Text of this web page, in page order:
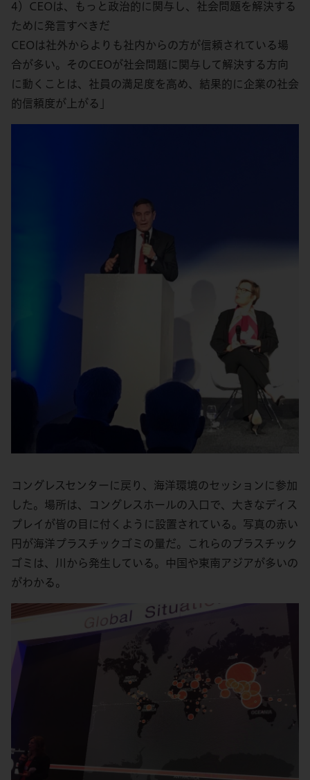
4）CEOは、もっと政治的に関与し、社会問題を解決する
ために発言すべきだ
CEOは社外からよりも社内からの方が信頼されている場
合が多い。そのCEOが社会問題に関与して解決する方向
に動くことは、社員の満足度を高め、結果的に企業の社会
的信頼度が上がる」
コングレスセンターに戻り、海洋環境のセッションに参加
した。場所は、コングレスホールの入口で、大きなディス
プレイが皆の目に付くように設置されている。写真の赤い
円が海洋プラスチックゴミの量だ。これらのプラスチック
ゴミは、川から発生している。中国や東南アジアが多いの
がわかる。